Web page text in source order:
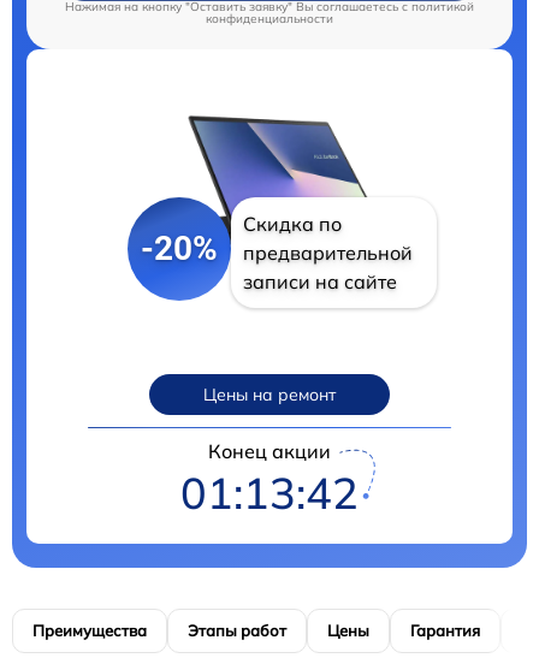
Нажимая на кнопку "Оставить заявку" Вы соглашаетесь c политикой
конфиденциальности
-20%
Скидка по
предварительной
записи на сайте
Цены на ремонт
Конец акции
01:13:41
Преимущества Этапы работ Цены Гарантия